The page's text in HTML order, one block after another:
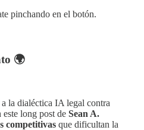
pinchando en el botón.
🌍
la dialéctica IA legal contra
este long post de Sean A.
competitivas que dificultan la